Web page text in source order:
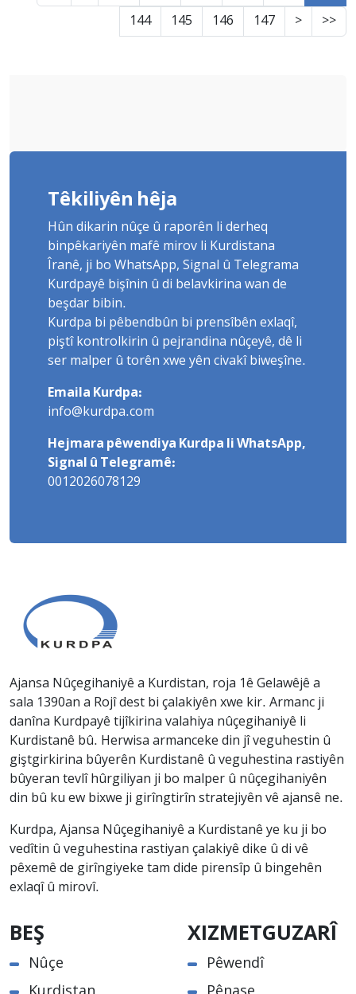
144
145 146 147 > >>
Têkiliyên hêja
Hûn dikarin nûçe û raporên li derheq
binpêkariyên mafê mirov li Kurdistana
Îranê, ji bo WhatsApp, Signal û Telegrama
Kurdpayê bişînin û di belavkirina wan de
beşdar bibin.
Kurdpa bi pêbendbûn bi prensîbên exlaqî,
piştî kontrolkirin û pejrandina nûçeyê, dê li
ser malper û torên xwe yên civakî biweşîne.
Emaila Kurdpa:
info@kurdpa.com
Hejmara pêwendiya Kurdpa li WhatsApp,
Signal û Telegramê:
0012026078129
Ajansa Nûçegihaniyê a Kurdistan, roja 1ê Gelawêjê a
sala 1390an a Rojî dest bi çalakiyên xwe kir. Armanc ji
danîna Kurdpayê tijîkirina valahiya nûçegihaniyê li
Kurdistanê bû. Herwisa armanceke din jî veguhestin û
giştgirkirina bûyerên Kurdistanê û veguhestina rastiyên
bûyeran tevlî hûrgiliyan ji bo malper û nûçegihaniyên
din bû ku ew bixwe ji girîngtirîn stratejiyên vê ajansê ne.
Kurdpa, Ajansa Nûçegihaniyê a Kurdistanê ye ku ji bo
vedîtin û veguhestina rastiyan çalakiyê dike û di vê
pêxemê de girîngiyeke tam dide pirensîp û bingehên
exlaqî û mirovî.
BEŞ
Nûçe
XIZMETGUZARÎ
Pêwendî